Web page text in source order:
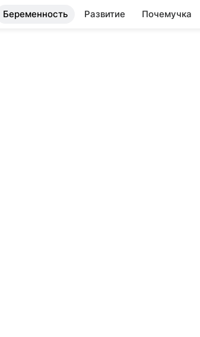
Беременность Развитие Почемучка